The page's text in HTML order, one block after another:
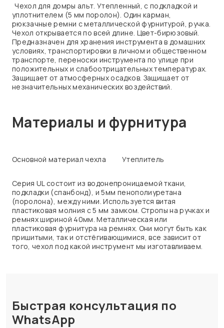
Чехол для домры альт. Утепленный, с подкладкой и
уплотнителем (5 мм поролон). Один карман,
рюкзачные ремни с металлической фурнитурой, ручка.
Чехол открывается по всей длине. Цвет-бирюзовый.
Предназначен для хранения инструмента в домашних
условиях, транспортировки в личном и общественном
транспорте, переноски инструмента по улице при
положительных и слабоотрицательных температурах.
Защищает от атмосферных осадков. Защищает от
незначительных механических воздействий.
Материалы и фурнитура
Основной материал чехла Утеплитель
Серия UL состоит из водонепроницаемой ткани,
подкладки (спанбонд), и 5мм пенополиуретана
(поролона), между ними. Используется витая
пластиковая молния с 5 мм замком. Стропы на ручках и
ремнях шириной 40мм. Металлическая или
пластиковая фурнитура на ремнях. Они могут быть как
пришитыми, так и отстёгивающимися, все зависит от
того, чехол под какой инструмент мы изготавливаем.
Быстрая консультация по
WhatsApp